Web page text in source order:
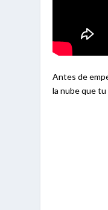
Antes de
la nube que tu